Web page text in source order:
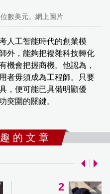
數美元。網上圖片
人工智能時代的創業模
外，能夠把複雜科技轉化
機會把握商機。他認為，
者毋須成為工程師。只要
，便可能已具備明顯優
突圍的關鍵。
的 文 章